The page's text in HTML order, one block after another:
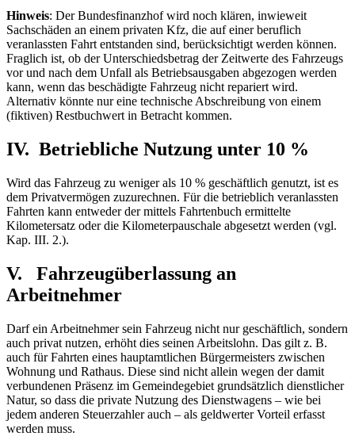
Hinweis: Der Bundesfinanzhof wird noch klären, inwieweit
Sachschäden an einem privaten Kfz, die auf einer beruflich
veranlassten Fahrt entstanden sind, berücksichtigt werden können.
Fraglich ist, ob der Unterschiedsbetrag der Zeitwerte des Fahrzeugs
vor und nach dem Unfall als Betriebsausgaben abgezogen werden
kann, wenn das beschädigte Fahrzeug nicht repariert wird.
Alternativ könnte nur eine technische Abschreibung von einem
(fiktiven) Restbuchwert in Betracht kommen.
IV. Betriebliche Nutzung unter 10 %
Wird das Fahrzeug zu weniger als 10 % geschäftlich genutzt, ist es
dem Privatvermögen zuzurechnen. Für die betrieblich veranlassten
Fahrten kann entweder der mittels Fahrtenbuch ermittelte
Kilometersatz oder die Kilometerpauschale abgesetzt werden (vgl.
Kap. III. 2.).
V. Fahrzeugüberlassung an
Arbeitnehmer
Darf ein Arbeitnehmer sein Fahrzeug nicht nur geschäftlich, sondern
auch privat nutzen, erhöht dies seinen Arbeitslohn. Das gilt z. B.
auch für Fahrten eines hauptamtlichen Bürgermeisters zwischen
Wohnung und Rathaus. Diese sind nicht allein wegen der damit
verbundenen Präsenz im Gemeindegebiet grundsätzlich dienstlicher
Natur, so dass die private Nutzung des Dienstwagens – wie bei
jedem anderen Steuerzahler auch – als geldwerter Vorteil erfasst
werden muss.